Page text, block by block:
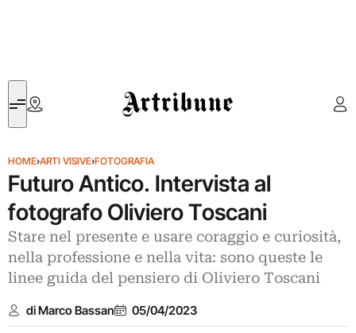
Artribune
HOME›ARTI VISIVE›FOTOGRAFIA
Futuro Antico. Intervista al
fotografo Oliviero Toscani
Stare nel presente e usare coraggio e curiosità,
nella professione e nella vita: sono queste le
linee guida del pensiero di Oliviero Toscani
di Marco Bassan 05/04/2023